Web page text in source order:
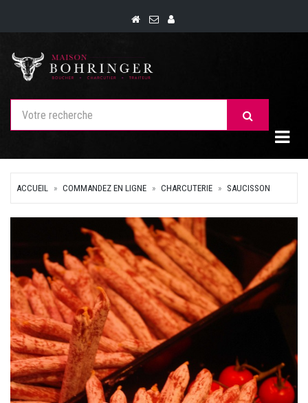
ACCUEIL COMMANDEZ EN LIGNE CHARCUTERIE SAUCISSON